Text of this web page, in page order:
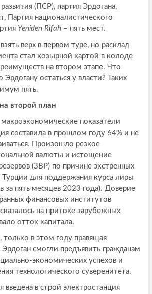
(ПСР), партия Эрдогана,
Партия националистического
Yeniden Rifah – пять мест.
верх в первом туре, но расклад
стал козырной картой в колоде
на втором этапе. Что
остаться у власти? Таких
пять.
второй план
показатели
составила в прошлом году 64% и не
Произошло резкое
валюты и истощение
(ЗВР) по причине экстренных
Турции для поддержания курса лиры
за пять месяцев 2023 года). Доверие
финансовых институтов
на притоке зарубежных
отток капитала.
в этом году правящая
смогли предъявить гражданам
экономических успехов и
технологического суверенитета.
введена в строй электростанция